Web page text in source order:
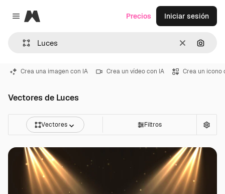
Close menu
Magnific
Borrar
Precios Iniciar sesión
Crea una imagen con IA Crea un vídeo con IA Crea un icono
Vectores de Luces
Vectores Filtros